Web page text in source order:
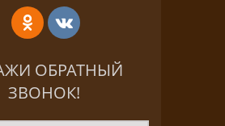
ОБРАТНЫЙ
ЗВОНОК!